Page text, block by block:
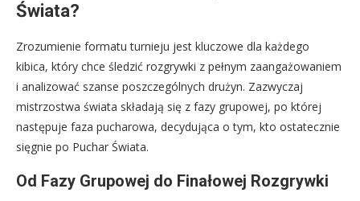
Świata?
Zrozumienie formatu turnieju jest kluczowe dla każdego
kibica, który chce śledzić rozgrywki z pełnym zaangażowaniem
i analizować szanse poszczególnych drużyn. Zazwyczaj
mistrzostwa świata składają się z fazy grupowej, po której
następuje faza pucharowa, decydująca o tym, kto ostatecznie
sięgnie po Puchar Świata.
Od Fazy Grupowej do Finałowej Rozgrywki